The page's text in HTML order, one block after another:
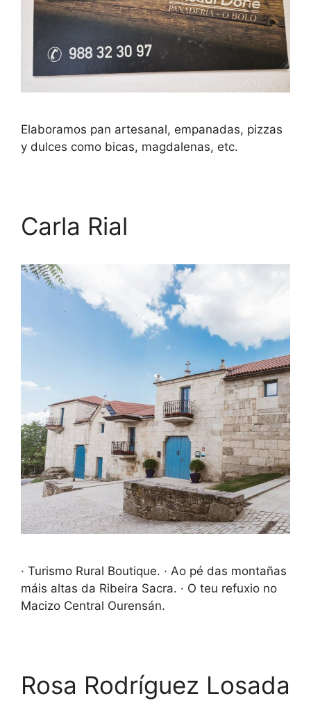
Elaboramos pan artesanal, empanadas, pizzas
y dulces como bicas, magdalenas, etc.
Carla Rial
· Turismo Rural Boutique. · Ao pé das montañas
máis altas da Ribeira Sacra. · O teu refuxio no
Macizo Central Ourensán.
Rosa Rodríguez Losada